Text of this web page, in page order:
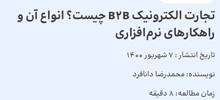
تجارت الکترونیک B2B چیست؟ انواع آن و
راهکارهای نرم‌افزاری
تاریخ انتشار : 7 شهریور 1400
نویسنده:محمدرضا دانافرد
زمان مطالعه: 8 دقیقه